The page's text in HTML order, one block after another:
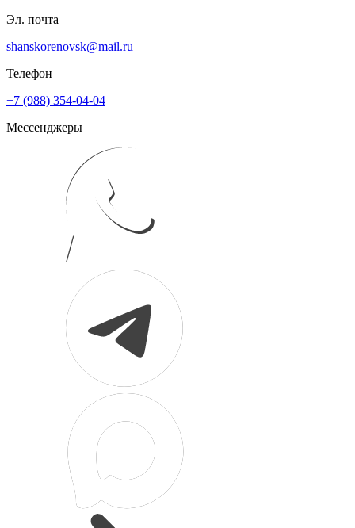
Эл. почта
shanskorenovsk@mail.ru
Телефон
+7 (988) 354-04-04
Мессенджеры